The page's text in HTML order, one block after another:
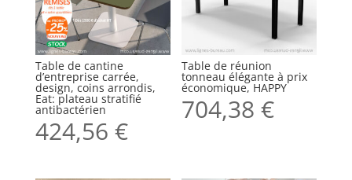
Table de cantine
d’entreprise carrée,
design, coins arrondis,
Eat: plateau stratifié
antibactérien
424,56 €
Table de réunion
tonneau élégante à prix
économique, HAPPY
704,38€